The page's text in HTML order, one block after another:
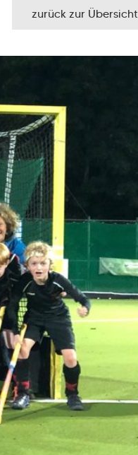
zurück zur Übersicht